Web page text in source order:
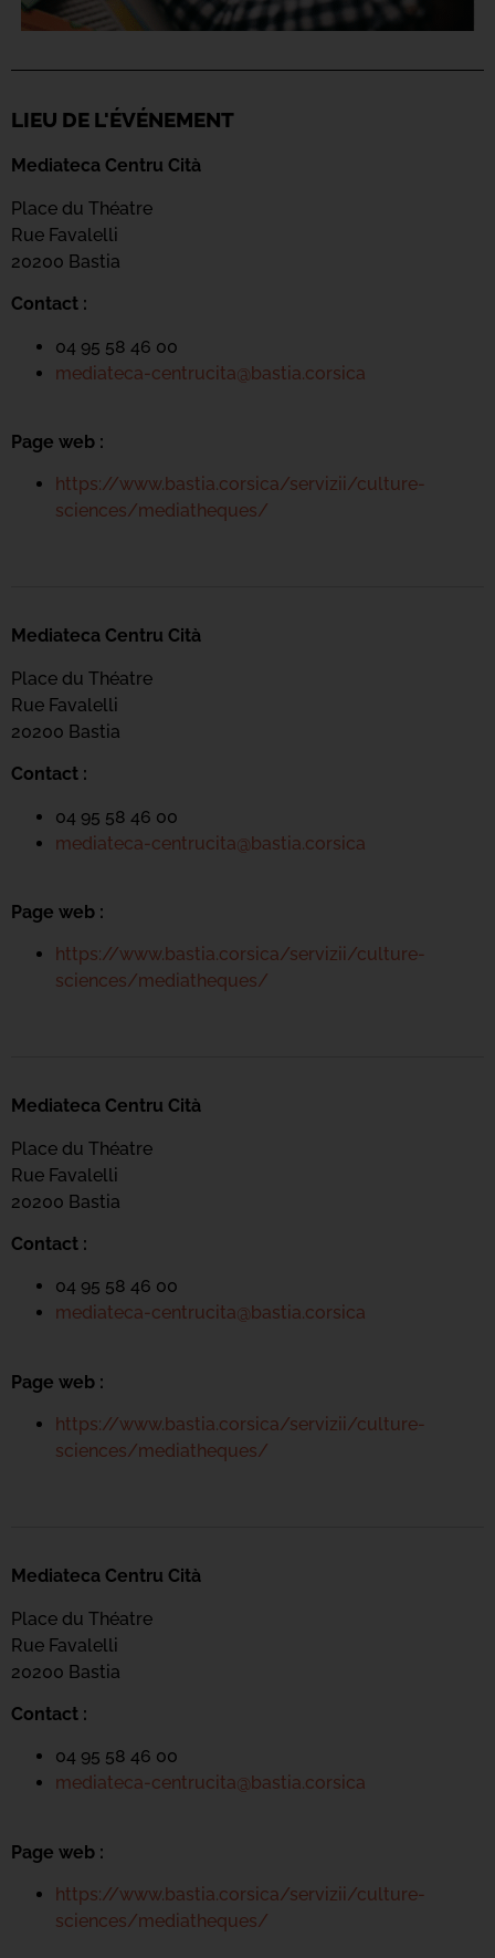
LIEU DE L'ÉVÉNEMENT
Mediateca Centru Cità
Place du Théatre
Rue Favalelli
20200 Bastia
Contact :
04 95 58 46 00
mediateca-centrucita@bastia.corsica
Page web :
https://www.bastia.corsica/servizii/culture-
sciences/mediatheques/
Mediateca Centru Cità
Place du Théatre
Rue Favalelli
20200 Bastia
Contact :
04 95 58 46 00
mediateca-centrucita@bastia.corsica
Page web :
https://www.bastia.corsica/servizii/culture-
sciences/mediatheques/
Mediateca Centru Cità
Place du Théatre
Rue Favalelli
20200 Bastia
Contact :
04 95 58 46 00
mediateca-centrucita@bastia.corsica
Page web :
https://www.bastia.corsica/servizii/culture-
sciences/mediatheques/
Mediateca Centru Cità
Place du Théatre
Rue Favalelli
20200 Bastia
Contact :
04 95 58 46 00
mediateca-centrucita@bastia.corsica
Page web :
https://www.bastia.corsica/servizii/culture-
sciences/mediatheques/